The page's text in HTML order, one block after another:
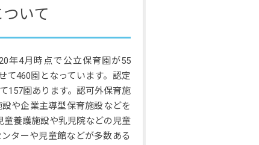
いて
年4月時点で公立保育園が55
て460園となっています。認定
157園あります。認可外保育施
や企業主導型保育施設などを
童養護施設や乳児院などの児童
ターや児童館などが多数ある